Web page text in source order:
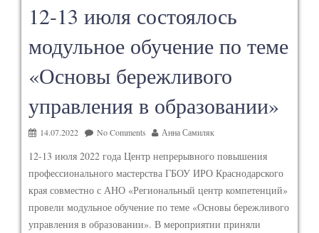
12-13 июля состоялось
модульное обучение по теме
«Основы бережливого
управления в образовании»
14.07.2022 No Comments Анна Самиляк
12-13 июля 2022 года Центр непрерывного повышения
профессионального мастерства ГБОУ ИРО Краснодарского
края совместно с АНО «Региональный центр компетенций»
провели модульное обучение по теме «Основы бережливого
управления в образовании». В мероприятии приняли